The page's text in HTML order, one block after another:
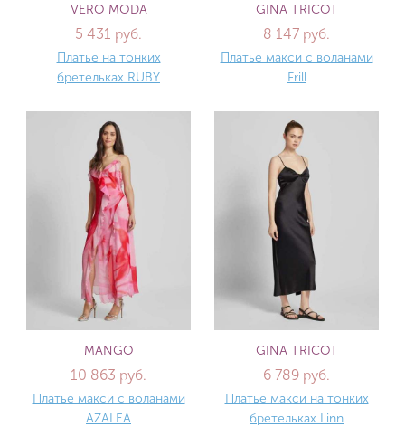
VERO MODA
5 431 руб.
Платье на тонких
бретельках RUBY
GINA TRICOT
8 147 руб.
Платье макси с воланами
Frill
MANGO
10 863 руб.
Платье макси с воланами
AZALEA
GINA TRICOT
6 789 руб.
Платье макси на тонких
бретельках Linn